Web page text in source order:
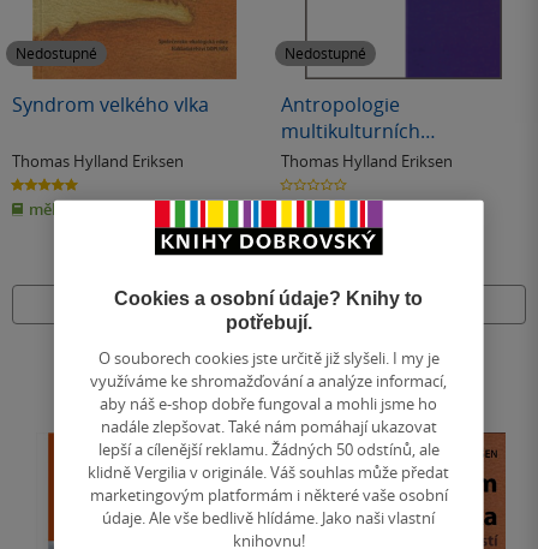
Nedostupné
Syndrom velkého vlka
Thomas Hylland Eriksen
5.0
z
5
hvězdiček
měkká vazba
Nedostupné
Nedostupné
Antropologie
multikulturních
společností - Rozumět
identitě
Thomas Hylland Eriksen
0.0
z
Nedostupné
Cookies a osobní údaje? Knihy to
potřebují.
O souborech cookies jste určitě již slyšeli. I my je
využíváme ke shromažďování a analýze informací,
aby náš e-shop dobře fungoval a mohli jsme ho
nadále zlepšovat. Také nám pomáhají ukazovat
lepší a cílenější reklamu. Žádných 50 odstínů, ale
klidně Vergilia v originále. Váš souhlas může předat
marketingovým platformám i některé vaše osobní
údaje. Ale vše bedlivě hlídáme. Jako naši vlastní
knihovnu!